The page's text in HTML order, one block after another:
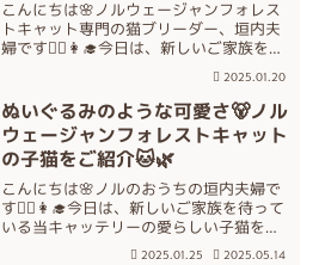
こんにちは🌸ノルウェージャンフォレス
トキャット専門の猫ブリーダー、垣内夫
婦です👨‍⚕️👩‍🎓今日は、新しいご家族を待
っている当キャッテリーの愛らしい子猫
たちをご紹介します。ノルウェージャン
フォレストキャットはその美しい毛並み
と穏やかな性格で...
2025.01.20
ぬいぐるみのような可愛さ🐻ノル
ウェージャンフォレストキャット
の子猫をご紹介🐱🌿
こんにちは🌸ノルのおうちの垣内夫婦で
す👨‍⚕️👩‍🎓今日は、新しいご家族を待って
いる当キャッテリーの愛らしい子猫をご
紹介します。ノルウェージャンフォレス
2025.01.25 2025.05.14